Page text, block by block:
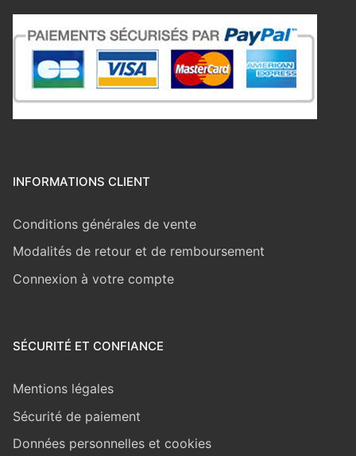
INFORMATIONS CLIENT
Conditions générales de vente
Modalités de retour et de remboursement
Connexion à votre compte
SÉCURITÉ ET CONFIANCE
Mentions légales
Sécurité de paiement
Données personnelles et cookies